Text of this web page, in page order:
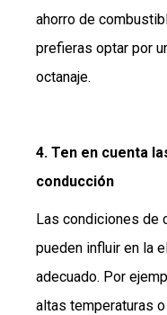
ahorro de
prefieras optar por
octanaje.
4. Ten en cuenta
conducción
Las condiciones de
pueden influir en la
adecuado. Por
altas temperaturas